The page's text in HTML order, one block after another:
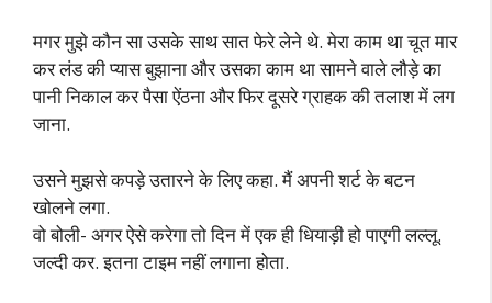
मगर मुझे कौन सा उसके साथ सात फेरे लेने थे. मेरा काम था चूत मार
कर लंड की प्यास बुझाना और उसका काम था सामने वाले लौड़े का
पानी निकाल कर पैसा ऐंठना और फिर दूसरे ग्राहक की तलाश में लग
जाना.
उसने मुझसे कपड़े उतारने के लिए कहा. मैं अपनी शर्ट के बटन
खोलने लगा.
वो बोली- अगर ऐसे करेगा तो दिन में एक ही धियाड़ी हो पाएगी लल्लू.
जल्दी कर. इतना टाइम नहीं लगाना होता.